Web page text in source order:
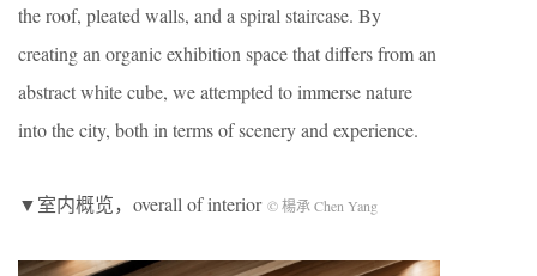
the roof, pleated walls, and a spiral staircase. By
creating an organic exhibition space that differs from an
abstract white cube, we attempted to immerse nature
into the city, both in terms of scenery and experience.
▼室内概览，overall of interior © 楊承 Chen Yang